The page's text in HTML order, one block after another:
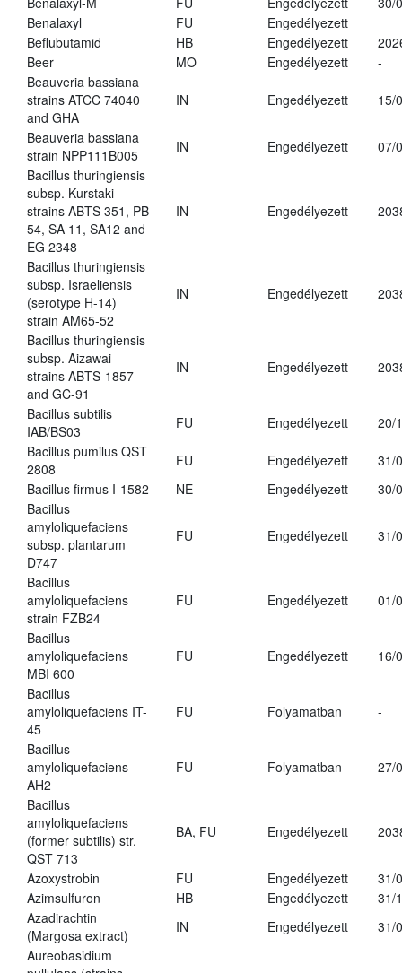
Benalaxyl
FU
Engedélyezett
Beflubutamid
HB Engedélyezett
Beer
MO Engedélyezett
-
Beauveria bassiana
strains ATCC 74040
and GHA
IN Engedélyezett 15/
Beauveria bassiana
strain NPP111B005
IN Engedélyezett
07/
Bacillus thuringiensis
subsp. Kurstaki
strains ABTS 351, PB
54, SA 11, SA12 and
EG 2348
IN Engedélyezett
Bacillus thuringiensis
subsp. Israeliensis
(serotype H-14)
strain AM65-52
IN Engedélyezett
Bacillus thuringiensis
subsp. Aizawai
strains ABTS-1857
and GC-91
IN Engedélyezett
Bacillus subtilis
IAB/BS03
FU Engedélyezett
20/
Bacillus pumilus QST
2808
FU Engedélyezett
31/
Bacillus firmus I-1582
NE Engedélyezett
30/
Bacillus
amyloliquefaciens
subsp. plantarum
D747
FU Engedélyezett 31/
Bacillus
amyloliquefaciens
strain FZB24
FU Engedélyezett 01/
Bacillus
amyloliquefaciens
MBI 600
FU Engedélyezett 16/
Bacillus
amyloliquefaciens IT-
45
FU Folyamatban -
Bacillus
amyloliquefaciens
AH2
FU Folyamatban 27/
Bacillus
amyloliquefaciens
(former subtilis) str.
QST 713
BA, FU Engedélyezett
Azoxystrobin FU Engedélyezett
31/
Azimsulfuron
HB Engedélyezett
31/
Azadirachtin
(Margosa extract)
IN Engedélyezett
31/
Aureobasidium